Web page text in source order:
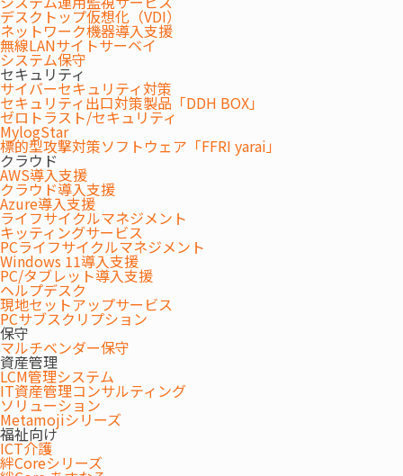
デスクトップ仮想化（VDI）
ネットワーク機器導入支援
無線LANサイトサーベイ
システム保守
セキュリティ
サイバーセキュリティ対策
セキュリティ出口対策製品「DDH BOX」
ゼロトラスト/セキュリティ
MylogStar
標的型攻撃対策ソフトウェア「FFRI yarai」
クラウド
AWS導入支援
クラウド導入支援
Azure導入支援
ライフサイクルマネジメント
キッティングサービス
PCライフサイクルマネジメント
Windows 11導入支援
PC/タブレット導入支援
ヘルプデスク
現地セットアップサービス
PCサブスクリプション
保守
マルチベンダー保守
資産管理
LCM管理システム
IT資産管理コンサルティング
ソリューション
Metamojiシリーズ
福祉向け
ICT介護
絆Coreシリーズ